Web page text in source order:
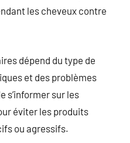
les cheveux contre
dépend du type de
et des problèmes
s’informer sur les
éviter les produits
ou agressifs.